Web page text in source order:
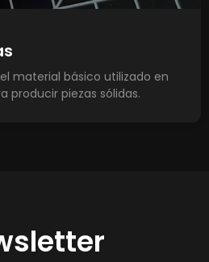
material básico utilizado en
producir piezas sólidas.